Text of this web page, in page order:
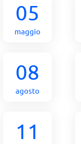
05
maggio
08
agosto
11